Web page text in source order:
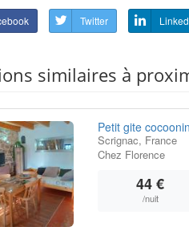
Twitter
similaires à
Petit gite
Scrignac, France
Chez Florence
44 €
/nuit